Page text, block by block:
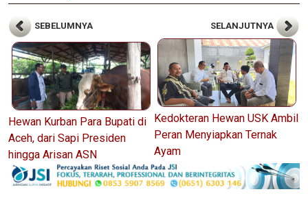
SEBELUMNYA
Hewan Kurban Para Bupati di
Aceh, dari Sapi Presiden
hingga Arisan ASN
SELANJUTNYA
Kedokteran Hewan USK Ambil
Peran Menyiapkan Ternak
Ayam